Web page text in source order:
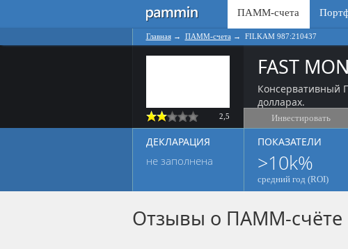
ПАММ-счета
Главная→ ПАММ-счета → FILKAM 987:210437
2,5
FAST
Консервативный
долларах.
Инвестировать
ДЕКЛАРАЦИЯ
не заполнена
ПОКАЗАТЕЛИ
>10k%
средний год (ROI)
Отзывы о ПАММ-счёте